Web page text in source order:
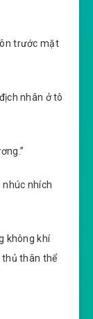
trước mặt
nhân ở tô
nhích
không khí
thủ thân thể